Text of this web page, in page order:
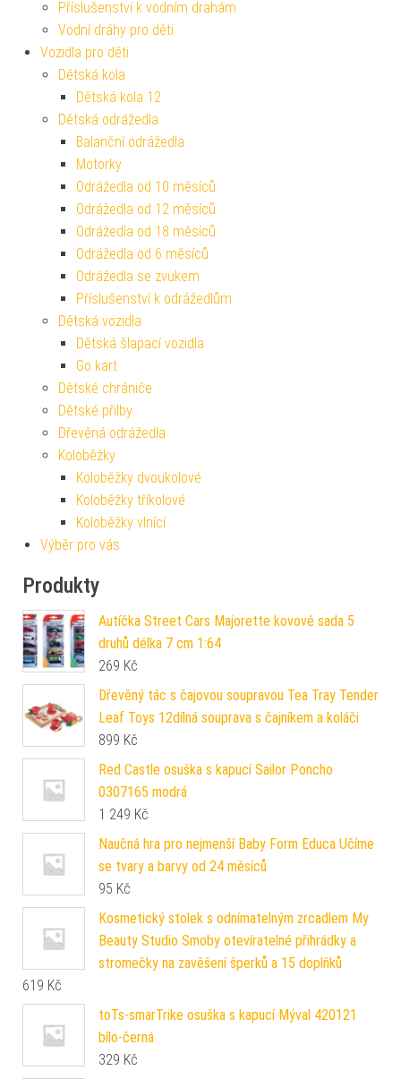
Příslušenství k vodním drahám
Vodní dráhy pro děti
Vozidla pro děti
Dětská kola
Dětská kola 12
Dětská odrážedla
Balanční odrážedla
Motorky
Odrážedla od 10 měsíců
Odrážedla od 12 měsíců
Odrážedla od 18 měsíců
Odrážedla od 6 měsíců
Odrážedla se zvukem
Příslušenství k odrážedlům
Dětská vozidla
Dětská šlapací vozidla
Go kart
Dětské chrániče
Dětské přilby
Dřevěná odrážedla
Koloběžky
Koloběžky dvoukolové
Koloběžky tříkolové
Koloběžky vlnící
Výběr pro vás
Produkty
Autíčka Street Cars Majorette kovové sada 5
druhů délka 7 cm 1:64
269 Kč
Dřevěný tác s čajovou soupravou Tea Tray Tender
Leaf Toys 12dílná souprava s čajníkem a koláči
899 Kč
Red Castle osuška s kapucí Sailor Poncho
0307165 modrá
1 249 Kč
Naučná hra pro nejmenší Baby Form Educa Učíme
se tvary a barvy od 24 měsíců
95 Kč
Kosmetický stolek s odnímatelným zrcadlem My
Beauty Studio Smoby otevíratelné přihrádky a
stromečky na zavěšení šperků a 15 doplňků
619 Kč
toTs-smarTrike osuška s kapucí Mýval 420121
bílo-černá
329 Kč